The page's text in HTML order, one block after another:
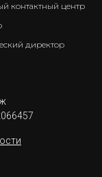
контактный центр
директор